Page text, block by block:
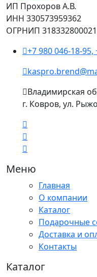
ИП Прохоров А.В.
ИНН 330573959362
ОГРНИП
+7 980 046-18-95,
Владимирская
г. Ковров, ул.
Меню
Главная
О компании
Каталог
Подарочные
Доставка и
Контакты
Каталог